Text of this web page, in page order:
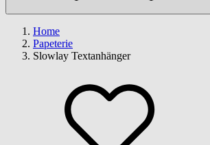
Home
Papeterie
Slowlay Textanhänger